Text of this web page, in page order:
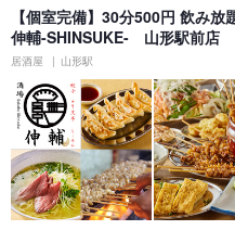
【個室完備】30分500円 飲
伸輔-SHINSUKE- 山形駅前店
居酒屋 山形駅